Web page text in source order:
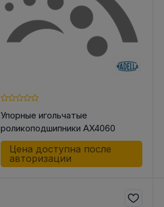
Упорные игольчатые
роликоподшипники AX4060
Цена доступна после
авторизации